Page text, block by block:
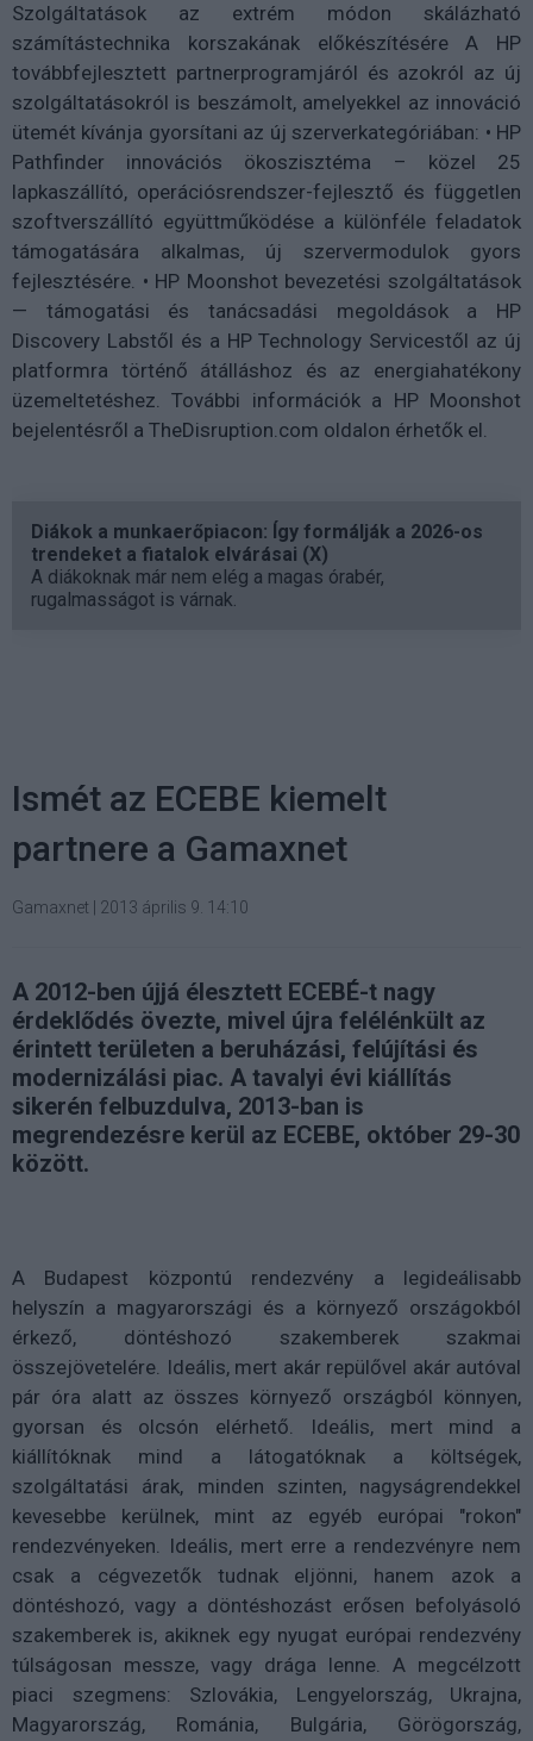
Szolgáltatások az extrém módon skálázható
számítástechnika korszakának előkészítésére A HP
továbbfejlesztett partnerprogramjáról és azokról az új
szolgáltatásokról is beszámolt, amelyekkel az innováció
ütemét kívánja gyorsítani az új szerverkategóriában: • HP
Pathfinder innovációs ökoszisztéma – közel 25
lapkaszállító, operációsrendszer-fejlesztő és független
szoftverszállító együttműködése a különféle feladatok
támogatására alkalmas, új szervermodulok gyors
fejlesztésére. • HP Moonshot bevezetési szolgáltatások
— támogatási és tanácsadási megoldások a HP
Discovery Labstől és a HP Technology Servicestől az új
platformra történő átálláshoz és az energiahatékony
üzemeltetéshez. További információk a HP Moonshot
bejelentésről a TheDisruption.com oldalon érhetők el.
Diákok a munkaerőpiacon: Így formálják a 2026-os
trendeket a fiatalok elvárásai (X)
A diákoknak már nem elég a magas órabér,
rugalmasságot is várnak.
Ismét az ECEBE kiemelt
partnere a Gamaxnet
Gamaxnet 2013 április 9. 14:10
A 2012-ben újjá élesztett ECEBÉ-t nagy
érdeklődés övezte, mivel újra felélénkült az
érintett területen a beruházási, felújítási és
modernizálási piac. A tavalyi évi kiállítás
sikerén felbuzdulva, 2013-ban is
megrendezésre kerül az ECEBE, október 29-30
között.
A Budapest központú rendezvény a legideálisabb
helyszín a magyarországi és a környező országokból
érkező, döntéshozó szakemberek szakmai
összejövetelére. Ideális, mert akár repülővel akár autóval
pár óra alatt az összes környező országból könnyen,
gyorsan és olcsón elérhető. Ideális, mert mind a
kiállítóknak mind a látogatóknak a költségek,
szolgáltatási árak, minden szinten, nagyságrendekkel
kevesebbe kerülnek, mint az egyéb európai "rokon"
rendezvényeken. Ideális, mert erre a rendezvényre nem
csak a cégvezetők tudnak eljönni, hanem azok a
döntéshozó, vagy a döntéshozást erősen befolyásoló
szakemberek is, akiknek egy nyugat európai rendezvény
túlságosan messze, vagy drága lenne. A megcélzott
piaci szegmens: Szlovákia, Lengyelország, Ukrajna,
Magyarország, Románia, Bulgária, Görögország,